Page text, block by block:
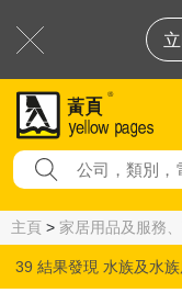
主頁 > 家居用品及服務
39 結果發現 水族及水